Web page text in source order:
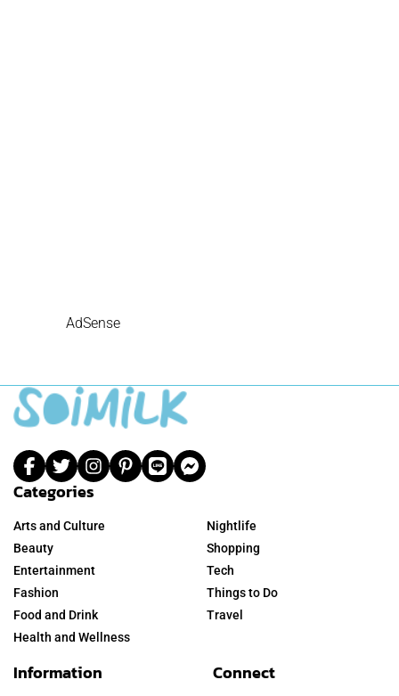
AdSense
Categories
Arts and Culture
Beauty
Entertainment
Fashion
Food and Drink
Health and Wellness
Nightlife
Shopping
Tech
Things to Do
Travel
Information Connect